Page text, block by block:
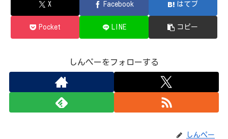
X Facebook はてブ
Pocket LINE コピー
しんぺーをフォローする
しんぺー